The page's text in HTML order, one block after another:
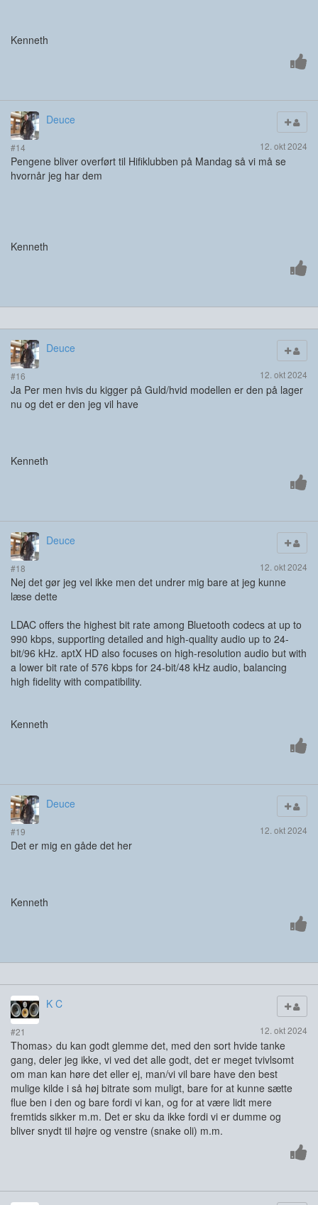
Kenneth
Deuce
#14 12. okt 2024
Pengene bliver overført til Hifiklubben på Mandag så vi må se
hvornår jeg har dem
Kenneth
Deuce
#16 12. okt 2024
Ja Per men hvis du kigger på Guld/hvid modellen er den på lager
nu og det er den jeg vil have
Kenneth
Deuce
#18 12. okt 2024
Nej det gør jeg vel ikke men det undrer mig bare at jeg kunne
læse dette
LDAC offers the highest bit rate among Bluetooth codecs at up to
990 kbps, supporting detailed and high-quality audio up to 24-
bit/96 kHz. aptX HD also focuses on high-resolution audio but with
a lower bit rate of 576 kbps for 24-bit/48 kHz audio, balancing
high fidelity with compatibility.
Kenneth
Deuce
#19 12. okt 2024
Det er mig en gåde det her
Kenneth
K C
#21 12. okt 2024
Thomas> du kan godt glemme det, med den sort hvide tanke
gang, deler jeg ikke, vi ved det alle godt, det er meget tvivlsomt
om man kan høre det eller ej, man/vi vil bare have den best
mulige kilde i så høj bitrate som muligt, bare for at kunne sætte
flue ben i den og bare fordi vi kan, og for at være lidt mere
fremtids sikker m.m. Det er sku da ikke fordi vi er dumme og
bliver snydt til højre og venstre (snake oli) m.m.